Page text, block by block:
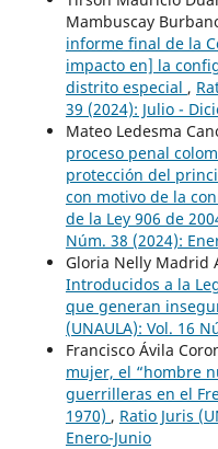
Mambuscay
informe final de la
impacto en] la
distrito especial ,
39 (2024): Julio -
Mateo Ledesma
proceso penal
protección del
con motivo de la
de la Ley 906 de
Núm. 38 (2024):
Gloria Nelly Madrid
Introducidos a la
que generan
(UNAULA): Vol. 16
Francisco Ávila
mujer, el “hombre
guerrilleras en el
1970) , Ratio Juris
Enero-Junio